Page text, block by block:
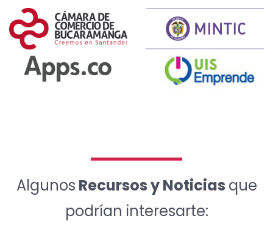
Algunos Recursos y Noticias que
podrían interesarte: